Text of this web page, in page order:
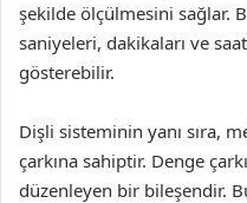
şekilde ölçülmesini sağlar.
saniyeleri, dakikaları ve
gösterebilir.
Dişli sisteminin yanı sıra,
çarkına sahiptir. Denge
düzenleyen bir bileşendir.